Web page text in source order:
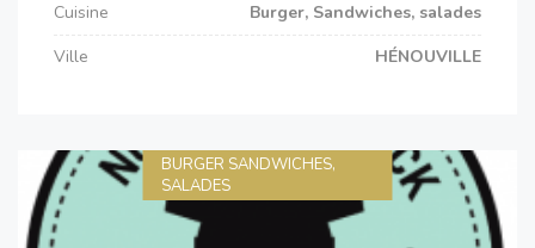
Cuisine
Burger, Sandwiches, salades
Ville
HÉNOUVILLE
BURGER SANDWICHES,
SALADES